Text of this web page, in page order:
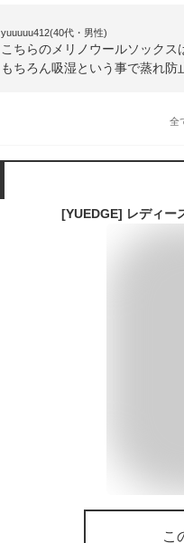
yuuuuu412(40代・男性)
こちらのメリノウールソック
もちろん吸湿という事で蒸れ防
全
こ